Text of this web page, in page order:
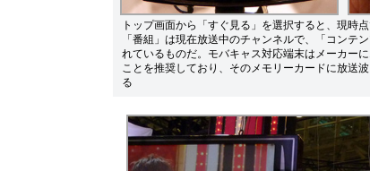
トップ画面から「すぐ見る」を選択すると、現時
「番組」は現在放送中のチャンネルで、「コンテ
れているものだ。モバキャス対応端末はメーカー
ことを推奨しており、そのメモリーカードに放送
る